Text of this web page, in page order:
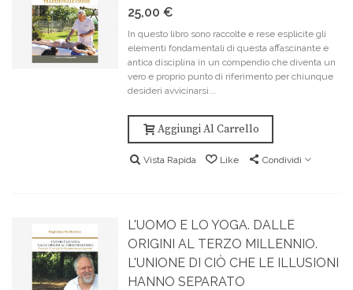
25,00 €
In questo libro sono raccolte e rese esplicite gli
elementi fondamentali di questa affascinante e
antica disciplina in un compendio che diventa un
vero e proprio punto di riferimento per chiunque
desideri avvicinarsi...
Aggiungi Al Carrello
Vista Rapida Like Condividi
L'UOMO E LO YOGA. DALLE
ORIGINI AL TERZO MILLENNIO.
L'UNIONE DI CIÒ CHE LE ILLUSIONI
HANNO SEPARATO